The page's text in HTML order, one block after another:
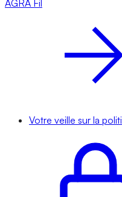
AGRA Fil
Votre veille sur la